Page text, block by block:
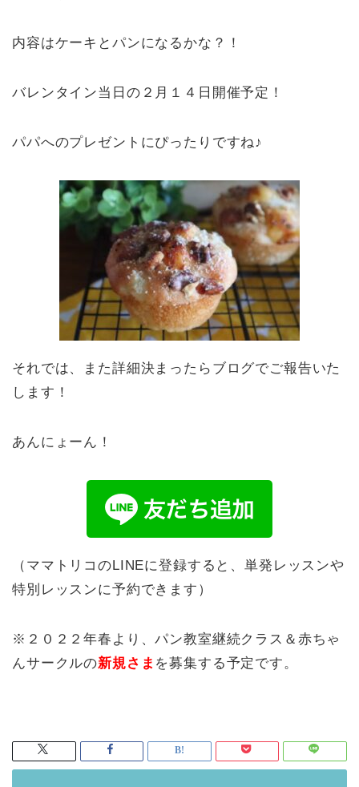
内容はケーキとパンになるかな？！
バレンタイン当日の２月１４日開催予定！
パパへのプレゼントにぴったりですね♪
それでは、また詳細決まったらブログでご報告いた
します！
あんにょーん！
（ママトリコのLINEに登録すると、単発レッスンや
特別レッスンに予約できます）
※２０２２年春より、パン教室継続クラス＆赤ちゃ
んサークルの新規さま を募集する予定です。